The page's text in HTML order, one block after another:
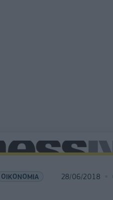
ΟΙΚΟΝΟΜΙΑ 28/06/2018